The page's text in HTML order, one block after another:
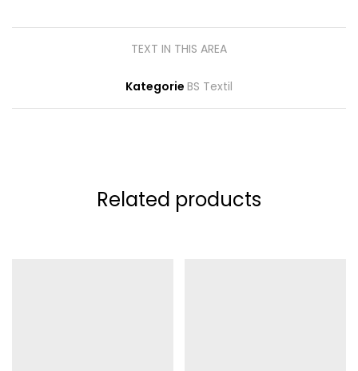
TEXT IN THIS AREA
Kategorie BS Textil
Related products